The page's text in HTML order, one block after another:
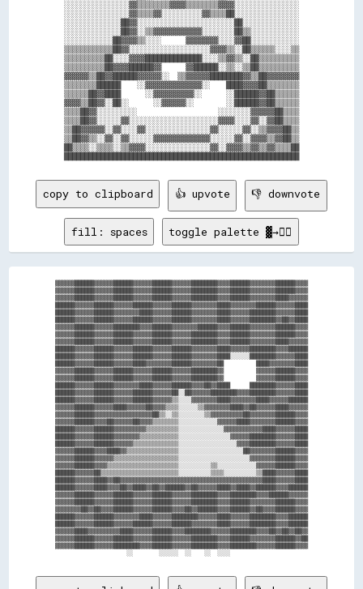
░░░░░░░░░░░░░░░░▓▓▒▒▒▒▒▒▒▒▓▓▓▓▒▒▒▒▒▒▒▒▓▓▓▓░░░░░░░░░░░░░░░░
░░░░░░░░░░░░░░░░▓▓▒▒▒▒▓▓░░░░░░░░░░▓▓▒▒▒▒██░░░░░░░░░░░░░░░░
░░░░░░░░░░░░░░██▓▓░░░░░░░░░░░░░░░░░░░░░░░░██░░░░░░░░░░░░░░
░░░░░░░░░░░░░░██▓▓░░▒▒▓▓▓▓▓▓▓▓▓▓▓▓░░░░░░░░██▒▒░░░░░░░░░░░░
░░░░░░░░░░░░██▓▓▓▓▒▒░░░░      ▓▓▓▓▓▓▓▓░░░░▓▓██░░░░░░░░░░░░
▒▒▒▒▒▒▒▒▒▒▒▒██▓▓░░░░░░░░░░░░░░░░░░░░▓▓▓▓▒▒░░██▒▒▒▒▒▒░░░░▒▒
▒▒▒▒▒▒▒▒▒▒██░░░░▓▓▓▓██████████████░░░░▒▒▓▓▒▒░░██▒▒▒▒▒▒▒▒▒▒
▒▒▒▒▒▒▒▒▒▒██▓▓▓▓██████▓▓      ▓▓██████░░▒▒░░▒▒██▒▒▒▒▒▒▒▒▒▒
▓▓▓▓▓▓▒▒██▓▓██████▓▓▓▓▓▓░░  ▒▒▓▓▓▓▓▓████████▓▓▒▒██▓▓▓▓▓▓▓▓
▒▒▒▒▒▒▒▒██████    ░░▓▓▓▓▓▓▓▓▓▓▓▓▓▓░░    ████▓▓▓▓██▒▒▒▒▒▒▒▒
▒▒▒▒▒▒██▓▓████      ░░▓▓▓▓▓▓▓▓▓▓░░      ░░██████▓▓██▒▒▒▒▒▒
▓▓▓▓▒▒██▓▓░░██░░      ░░▓▓▓▓▓▓░░        ░░██████▓▓██▒▒▒▒▒▒
▒▒▒▒██▓▓░░░░░░░░░░                    ░░░░░░░░▓▓▓▓▓▓██▒▒▒▒
▒▒▒▒██▓▓░░░░░░▓▓░░░░░░░░░░░░░░░░░░░░░░▓▓▓▓░░░░▓▓░░▓▓██▒▒▒▒
▒▒██▓▓▓▓▓▓░░▓▓░░░░▓▓░░░░░░░░░░░░░░░░▓▓░░░░░░▓▓░░▒▒▓▓▓▓██▒▒
▒▒██▓▓▒▒░░▓▓░░▓▓░░░░░░▓▓▓▓▓▓▓▓▓▓▓▓▓▓░░░░░░▓▓░░▓▓▓▓▒▒▓▓██▒▒
██▒▒▒▒░░▒▒▒▒░░▒▒▓▓▓▓░░░░░░░░░░░░░░░░▓▓░░▓▓▓▓▒▒▓▓▒▒▓▓▒▒▒▒██
copy to clipboard 👍 upvote 👎 downvote
fill: spaces toggle palette ▓→✊🏽
▓▓▓▓▓▓██████▓▓▓▓▓▓██████▓▓▓▓▓▓██████▓▓▓▓▓▓████████▓▓▓▓██████▓▓▓▓▓▓▓▓██████▓▓▓▓
▓▓▓▓▓▓██████▓▓▓▓▓▓██████▓▓▓▓▓▓██████▓▓▓▓▓▓████████▓▓▓▓██████▓▓▓▓▓▓▓▓██████▓▓▓▓
▓▓▓▓▓▓██████▓▓▓▓▓▓██████▓▓▓▓▓▓██████▓▓▓▓▓▓████████▓▓▓▓██████▓▓▓▓▓▓▓▓████▓▓▓▓▓▓
██████▓▓▓▓▓▓██████▓▓▓▓▓▓██████▓▓▓▓▓▓██████▓▓▓▓▓▓▓▓████▓▓▓▓▓▓▓▓██████▓▓▓▓▓▓████
██████▓▓▓▓▓▓██████▓▓▓▓▓▓▓▓████▓▓▓▓▓▓██████▓▓▓▓▓▓▓▓████▓▓▓▓▓▓████████▓▓▓▓▓▓████
██████▓▓▓▓▓▓██████▓▓▓▓▓▓██████▓▓▓▓▓▓██████▓▓▓▓▓▓▓▓████▓▓▓▓▓▓████████▓▓██▓▓████
▓▓▓▓▓▓██████▓▓▓▓▓▓████████▓▓▓▓██████▓▓▓▓▓▓▓▓██████▓▓▓▓██████▓▓▓▓▓▓▓▓██████▓▓▓▓
▓▓▓▓▓▓██████▓▓▓▓▓▓██████▓▓▓▓▓▓██████▓▓▓▓▓▓████████▓▓▓▓██████▓▓▓▓▓▓▓▓██████▓▓▓▓
▓▓▓▓▓▓██████▓▓▓▓▓▓██████▓▓▓▓▓▓██████▓▓▓▓▓▓████████▓▓▓▓██████▓▓▓▓▓▓▓▓████▓▓▓▓▓▓
██████▓▓▓▓▓▓██████▓▓▓▓▓▓██████▓▓▓▓▓▓██████▓▓▓▓▓▓▓▓████▓▓▓▓▓▓████████▓▓▓▓██████
██████▓▓▓▓▓▓██████▓▓▓▓▓▓██████▓▓▓▓▓▓██████▓▓▓▓▓▓▓▓████░░░░░░████████▓▓▓▓▓▓████
██████▓▓▓▓▓▓██████▓▓▓▓▓▓████▓▓▓▓▓▓▓▓██████▓▓▓▓▓▓▓▓██          ████▓▓▓▓▓▓▓▓████
▓▓▓▓▓▓██████▓▓▓▓▓▓██████▓▓▓▓▓▓██████▓▓▓▓▓▓████████▓▓          ▓▓▓▓▓▓██████▓▓▓▓
▓▓▓▓▓▓██████▓▓▓▓▓▓██████▓▓▓▓▓▓██████▓▓▓▓▓▓████████▓▓          ▓▓▓▓▓▓██████▓▓▓▓
██████▓▓▓▓▓▓██████▓▓▓▓▓▓▓▓████▓▓▓▓▓▓██████▓▓▓▓██▓▓████      ████████▓▓▓▓▓▓████
██████▓▓▓▓▓▓██████▓▓▓▓▓▓██████▓▓▓▓▓▓██░░██▓▓▓▓▓▓████████▓▓▓▓████████▓▓▓▓▓▓████
██████▓▓▓▓▓▓██████▓▓▓▓▓▓██████▓▓▓▓▓▓▒▒░░░░▓▓▓▓▓▓▓▓████▓▓▓▓▓▓▓▓████▓▓▓▓▓▓██████
▓▓▓▓▓▓██████▓▓▓▓▓▓████▓▓▓▓▓▓██▓▓▓▓▒▒▒▒░░░░░░▒▒▓▓▓▓▓▓▓▓████▓▓██▓▓▓▓▓▓████▓▓▓▓▓▓
▓▓▓▓▓▓██████▓▓▓▓▓▓▓▓▓▓▓▓▓▓▓▓▓▓██▒▒░░▒▒░░░░░░░░▒▒▓▓▓▓▓▓▓▓▓▓██▓▓▓▓▓▓▓▓██████▓▓▓▓
▓▓▓▓▓▓██████▓▓▓▓██▓▓▓▓▓▓██▓▓▓▓▒▒▒▒▒▒▒▒░░░░░░░░░░░░▓▓▓▓▓▓████▓▓▓▓▓▓▓▓██████▓▓▓▓
██████▓▓▓▓▓▓██████▓▓▓▓▓▓▓▓▓▓▒▒▒▒▒▒▒▒▒▒░░░░░░░░░░░░░░▓▓▓▓▓▓▓▓▓▓▓▓████▓▓▓▓▓▓████
██████▓▓▓▓▓▓██████▓▓▓▓▓▓▓▓▒▒▒▒▒▒▒▒▒▒▒▒░░░░░░░░░░░░░░░░▓▓▓▓▓▓████████▓▓▓▓▓▓████
██████▓▓▓▓▓▓██████▓▓▓▓▓▓▒▒▒▒▒▒▒▒▒▒▒▒▒▒░░░░░░░░░░░░░░░░░░▓▓▓▓████████▓▓▓▓▓▓████
▓▓▓▓▓▓██████▓▓▓▓████▓▓▒▒▒▒▒▒▒▒▒▒▒▒▒▒▒▒░░░░░░░░░░░░░░░░░░░░██▓▓▓▓▓▓▓▓██████▓▓▓▓
▓▓▓▓▓▓██████▓▓▓▓▓▓▒▒▒▒▒▒▒▒▒▒▒▒▒▒▒▒▒▒▒▒░░░░░░░░░░░░░░░░░░░░░░▓▓▓▓▓▓▓▓██████▓▓▓▓
▓▓▓▓▓▓██████▓▓▓▓▒▒▒▒▒▒▒▒▒▒▒▒▒▒▒▒▒▒▒▒▒▒░░░░░░░░░░▒▒░░░░░░░░░░░░▓▓▓▓▓▓██████▓▓▓▓
██████▓▓▓▓▓▓██▒▒▒▒▒▒▒▒▒▒▒▒▒▒▒▒▒▒▒▒▒▒▒▒░░░░░░░░░░▒▒▒▒░░░░░░░░░░▒▒████▓▓▓▓▓▓████
██████▓▓▓▓▓▓████▓▓██▓▓▓▓▓▓▓▓▓▓▓▓▓▓▓▓▓▓▓▓▓▓▓▓▓▓▓▓▓▓▓▓▓▓▓▓▓▓▓▓▓▓▓▓████▓▓▓▓▓▓████
██████▓▓▓▓▓▓████▓▓▓▓██▓▓████▓▓██▓▓██████▓▓██▓▓▓▓▓▓████▓▓████▓▓██████▓▓▓▓██████
▓▓▓▓▓▓██████▓▓▓▓▓▓██████▓▓▓▓▓▓██████▓▓▓▓▓▓████████▓▓▓▓████████▓▓▓▓██████▓▓▓▓▓▓
▓▓▓▓▓▓██████▓▓▓▓▓▓██████▓▓▓▓▓▓██████▓▓▓▓▓▓████████▓▓▓▓██████▓▓▓▓▓▓▓▓██████▓▓▓▓
▓▓▓▓▓▓▓▓██▓▓██▓▓▓▓██████▓▓▓▓▓▓██████▓▓▓▓██▓▓██████▓▓▓▓██████▓▓██▓▓▓▓██████▓▓▓▓
██████▓▓▓▓▓▓██████▓▓▓▓▓▓▓▓████▓▓▓▓▓▓████████▓▓▓▓▓▓████▓▓▓▓▓▓████████▓▓▓▓██████
██████▓▓▓▓▓▓██████▓▓▓▓▓▓██████▓▓▓▓▓▓██████▓▓▓▓▓▓▓▓████▓▓▓▓▓▓████████▓▓▓▓██████
▓▓▓▓▓▓████▓▓▓▓▓▓▓▓▓▓████▓▓▓▓▓▓██████▓▓▓▓████████▓▓▓▓▓▓████████▓▓▓▓██▓▓██▓▓██▓▓
▓▓▓▓▓▓██████▓▓▓▓▓▓██████▓▓▓▓▓▓██████▓▓▓▓▓▓████████▓▓▓▓██████▓▓▓▓▓▓▓▓██████▓▓██
▓▓▓▓▓▓██████▓▓▓▓▓▓████████▓▓▓▓██████▓▓▓▓▓▓████████▓▓▓▓████████▓▓▓▓▓▓██████▓▓▓▓